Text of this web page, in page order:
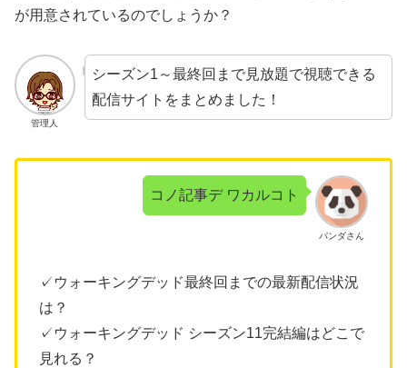
が用意されているのでしょうか？
管理人
シーズン1～最終回まで見放題で視聴できる
配信サイトをまとめました！
パンダさん
コノ記事デ ワカルコト
✓ウォーキングデッド最終回までの最新配信状況
は？
✓ウォーキングデッド シーズン11完結編はどこで
見れる？